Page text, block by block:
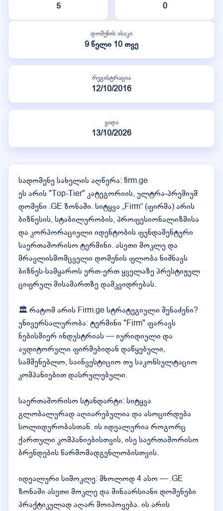
5 0
დომენის ასაკი
9 წელი 10 თვე
რეგისტრაცია
12/10/2016
ვადა
13/10/2026
სადომენე სახელის აღწერა: firm.ge
ეს არის "Top-Tier" კატეგორიის, ულტრა-პრემიუმ
დომენი .GE ზონაში. სიტყვა „Firm“ (ფირმა) არის
ბიზნესის, სტაბილურობის, პროფესიონალიზმისა
და კორპორაციული იდენტობის ფუნდამენტური
საერთაშორისო ტერმინი. ასეთი მოკლე და
მრავლისმომცველი დომენის ფლობა ნიშნავს
ბიზნეს-სამყაროს ერთ-ერთ ყველაზე პრესტიჟულ
ციფრულ მისამართზე დამკვიდრებას.
🏛️ რატომ არის Firm.ge სტრატეგიული შენაძენი?
უნივერსალურობა: ტერმინი "Firm" ფარავს
ნებისმიერ ინდუსტრიას — იურიდიული და
აუდიტორული ფირმებიდან დაწყებული,
სამშენებლო, საინვესტიციო თუ საკონსულტაციო
კომპანიებით დასრულებული.
საერთაშორისო სტანდარტი: სიტყვა
გლობალურად აღიარებულია და ასოცირდება
სოლიდურობასთან. ის იდეალურია როგორც
ქართული კომპანიებისთვის, ისე საერთაშორისო
ბრენდების წარმომადგენლობისთვის.
იდეალური სიმოკლე: მხოლოდ 4 ასო — .GE
ზონაში ასეთი მოკლე და შინაარსიანი დომენები
პრაქტიკულად აღარ მოიპოვება. ის არის